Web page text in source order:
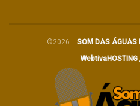
©2026 .. SOM DAS ÁGUAS